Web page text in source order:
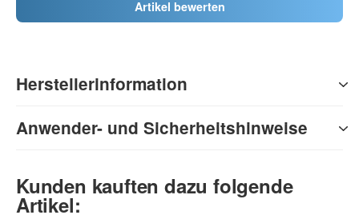
Artikel bewerten
Herstellerinformation
Anwender- und Sicherheitshinweise
Kunden kauften dazu folgende
Artikel: